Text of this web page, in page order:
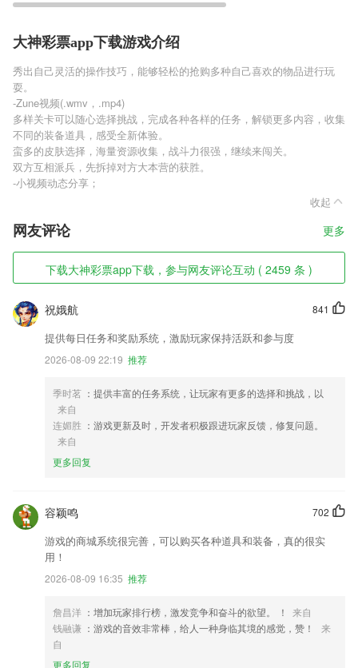
大神彩票app下载游戏介绍
秀出自己灵活的操作技巧，能够轻松的抢购多种自己喜欢的物品进行玩
耍。
-Zune视频(.wmv，.mp4)
多样关卡可以随心选择挑战，完成各种各样的任务，解锁更多内容，收集
不同的装备道具，感受全新体验。
蛮多的皮肤选择，海量资源收集，战斗力很强，继续来闯关。
双方互相派兵，先拆掉对方大本营的获胜。
-小视频动态分享；
收起
网友评论 更多
下载大神彩票app下载，参与网友评论互动 ( 2459 条 )
841
祝娥航
提供每日任务和奖励系统，激励玩家保持活跃和参与度
2026-08-09 22:19 推荐
季时茗 ：提供丰富的任务系统，让玩家有更多的选择和挑战，以
来自
连媚胜 ：游戏更新及时，开发者积极跟进玩家反馈，修复问题。
来自
更多回复
702
容颖鸣
游戏的商城系统很完善，可以购买各种道具和装备，真的很实
用！
2026-08-09 16:35 推荐
詹昌洋 ：增加玩家排行榜，激发竞争和奋斗的欲望。 ！
来自
钱融谦 ：游戏的音效非常棒，给人一种身临其境的感觉，赞！
来
自
更多回复